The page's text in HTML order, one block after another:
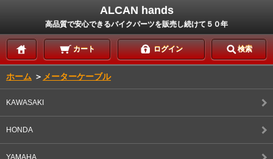
ALCAN hands
高品質で安心できるバイクパーツを販売し続けて５０年
カート ログイン 検索
ホーム ＞ メーターケーブル
KAWASAKI
HONDA
YAMAHA